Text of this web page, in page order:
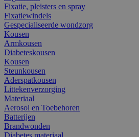
Fixatie, pleisters en spray
Fixatiewindels
Gespecialiseerde wondzorg
Kousen
Armkousen
Diabeteskousen
Kousen
Steunkousen
Aderspatkousen
Littekenverzorging
Materiaal
Aerosol en Toebehoren
Batterijen
Brandwonden
Diabetes materiaal